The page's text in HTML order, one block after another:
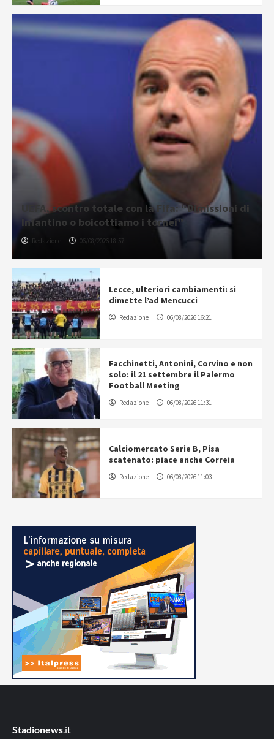
UEFA, scontro totale con la Fifa: “Dimissioni di
Infantino o boicottiamo i tornei”
Redazione 06/08/2026 18:57
Lecce, ulteriori cambiamenti: si
dimette l’ad Mencucci
Redazione 06/08/2026 16:21
Facchinetti, Antonini, Corvino e non
solo: il 21 settembre il Palermo
Football Meeting
Redazione 06/08/2026 11:31
Calciomercato Serie B, Pisa
scatenato: piace anche Correia
Redazione 06/08/2026 11:03
Stadionews .it